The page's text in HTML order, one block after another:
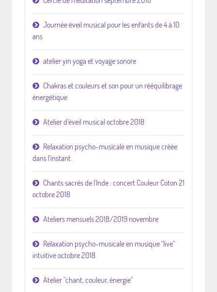
Journée éveil musical pour les enfants de 4 à 10
ans
atelier yin yoga et voyage sonore
Chakras et couleurs et son pour un rééquilibrage
énergétique
Atelier d'éveil musical octobre 2018
Relaxation psycho-musicale en musique créée
dans l'instant
Chants sacrés de l'Inde : concert Couleur Coton 21
octobre 2018
Ateliers mensuels 2018/2019 novembre
Relaxation psycho-musicale en musique "live"
intuitive octobre 2018
Atelier "chant, couleur, énergie"